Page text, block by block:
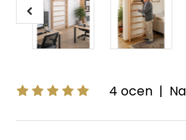
4 ocen |